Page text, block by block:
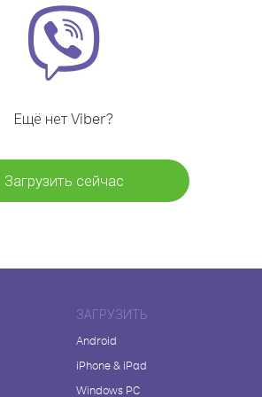
Ещё нет Viber?
Загрузить сейчас
ЗАГРУЗИТЬ
Android
iPhone & iPad
Windows PC